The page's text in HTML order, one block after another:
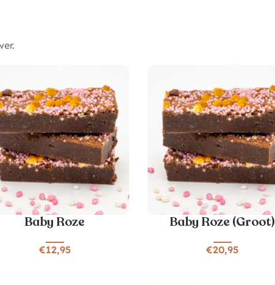
Baby Roze
€12,95
Baby Roze (Groot)
€20,95